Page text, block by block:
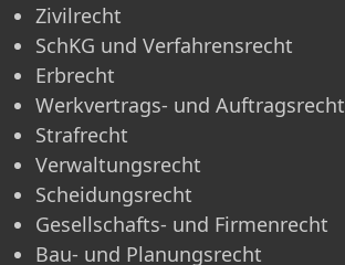
Zivilrecht
SchKG und Verfahrensrecht
Erbrecht
Werkvertrags- und Auftragsrecht
Strafrecht
Verwaltungsrecht
Scheidungsrecht
Gesellschafts- und Firmenrecht
Bau- und Planungsrecht